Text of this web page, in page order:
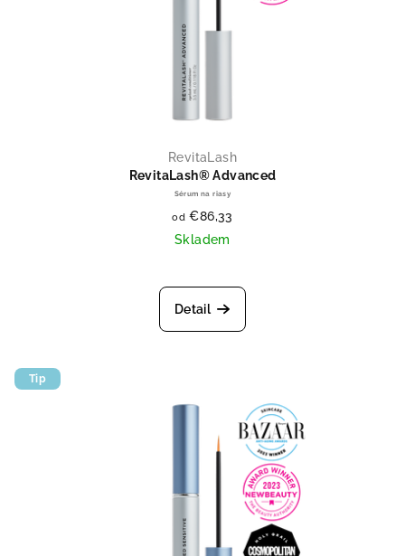
RevitaLash
RevitaLash® Advanced
Sérum na riasy
od €86,33
Skladem
Detail
Tip